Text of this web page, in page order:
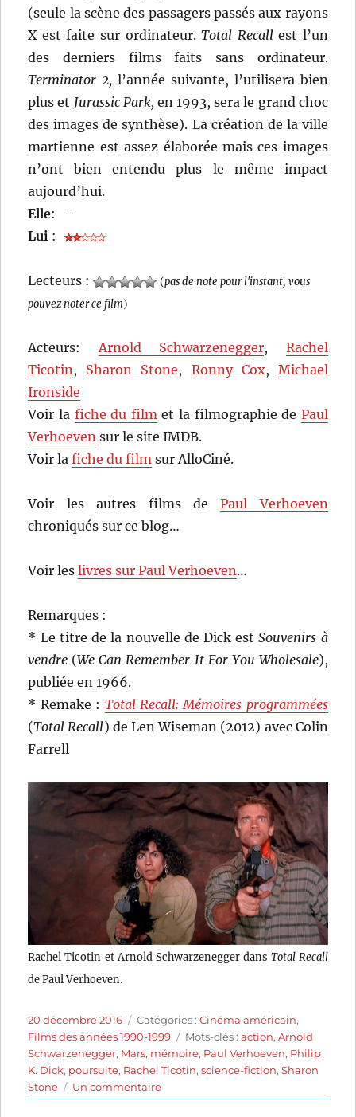
(seule la scène des passagers passés aux rayons
X est faite sur ordinateur.Total Recallest l’un
des derniers films faits sans ordinateur.
Terminator 2, l’année suivante, l’utilisera bien
plus et Jurassic Park,en 1993, sera le grand choc
des images de synthèse). La création de la ville
martienne est assez élaborée mais ces images
n’ont bien entendu plus le même impact
aujourd’hui.
Elle:
–
Lui :
Lecteurs : (pas de note pour l'instant, vous
pouvez noter ce film)
Acteurs:Arnold Schwarzenegger, Rachel
Ticotin, Sharon Stone, Ronny Cox, Michael
Ironside
Voir la fiche du filmet la filmographie de Paul
Verhoeven sur le site IMDB.
Voir lafiche du film sur AlloCiné.
Voir les autres films dePaul Verhoeven
chroniqués sur ce blog…
Voir leslivres sur Paul Verhoeven…
Remarques :
* Le titre de la nouvelle de Dick estSouvenirs à
vendre (We Can Remember It For You Wholesale),
publiée en 1966.
* Remake : Total Recall: Mémoires programmées
(Total Recall) de Len Wiseman (2012) avec Colin
Farrell
Rachel Ticotin et Arnold Schwarzenegger dans Total Recall
de Paul Verhoeven.
Publié
le
20 décembre 2016 Catégories
Catégories :Cinéma américain,
Films des années 1990-1999
Étiquettes
Mots-clés :action,Arnold
Schwarzenegger, Mars, mémoire, Paul Verhoeven, Philip
K. Dick, poursuite, Rachel Ticotin,science-fiction,Sharon
Stone
Un commentairesur
Total